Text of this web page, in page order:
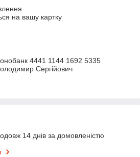
на вашу картку
4441 1144 1692 5335
Сергійович
14 днів за домовленістю